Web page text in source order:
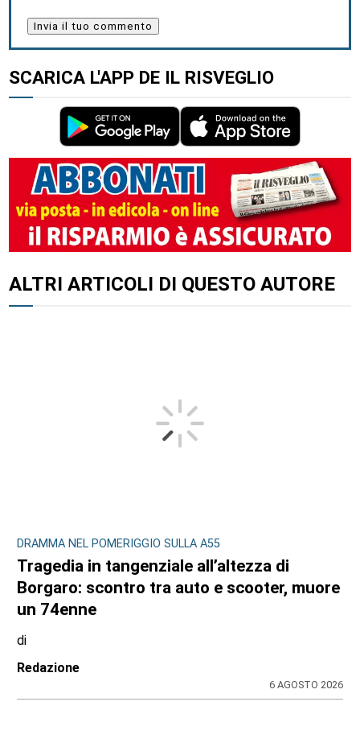
SCARICA L'APP DE IL RISVEGLIO
ALTRI ARTICOLI DI QUESTO AUTORE
DRAMMA NEL POMERIGGIO SULLA A55
Tragedia in tangenziale all’altezza di
Borgaro: scontro tra auto e scooter, muore
un 74enne
di
Redazione
6 AGOSTO 2026